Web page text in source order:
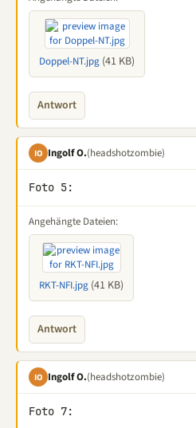
Doppel-NT.jpg (41 KB)
Antwort
IO Ingolf O.(headshotzombie)
Foto 5:
Angehängte Dateien:
RKT-NFI.jpg (41 KB)
Antwort
IO Ingolf O.(headshotzombie)
Foto 7: